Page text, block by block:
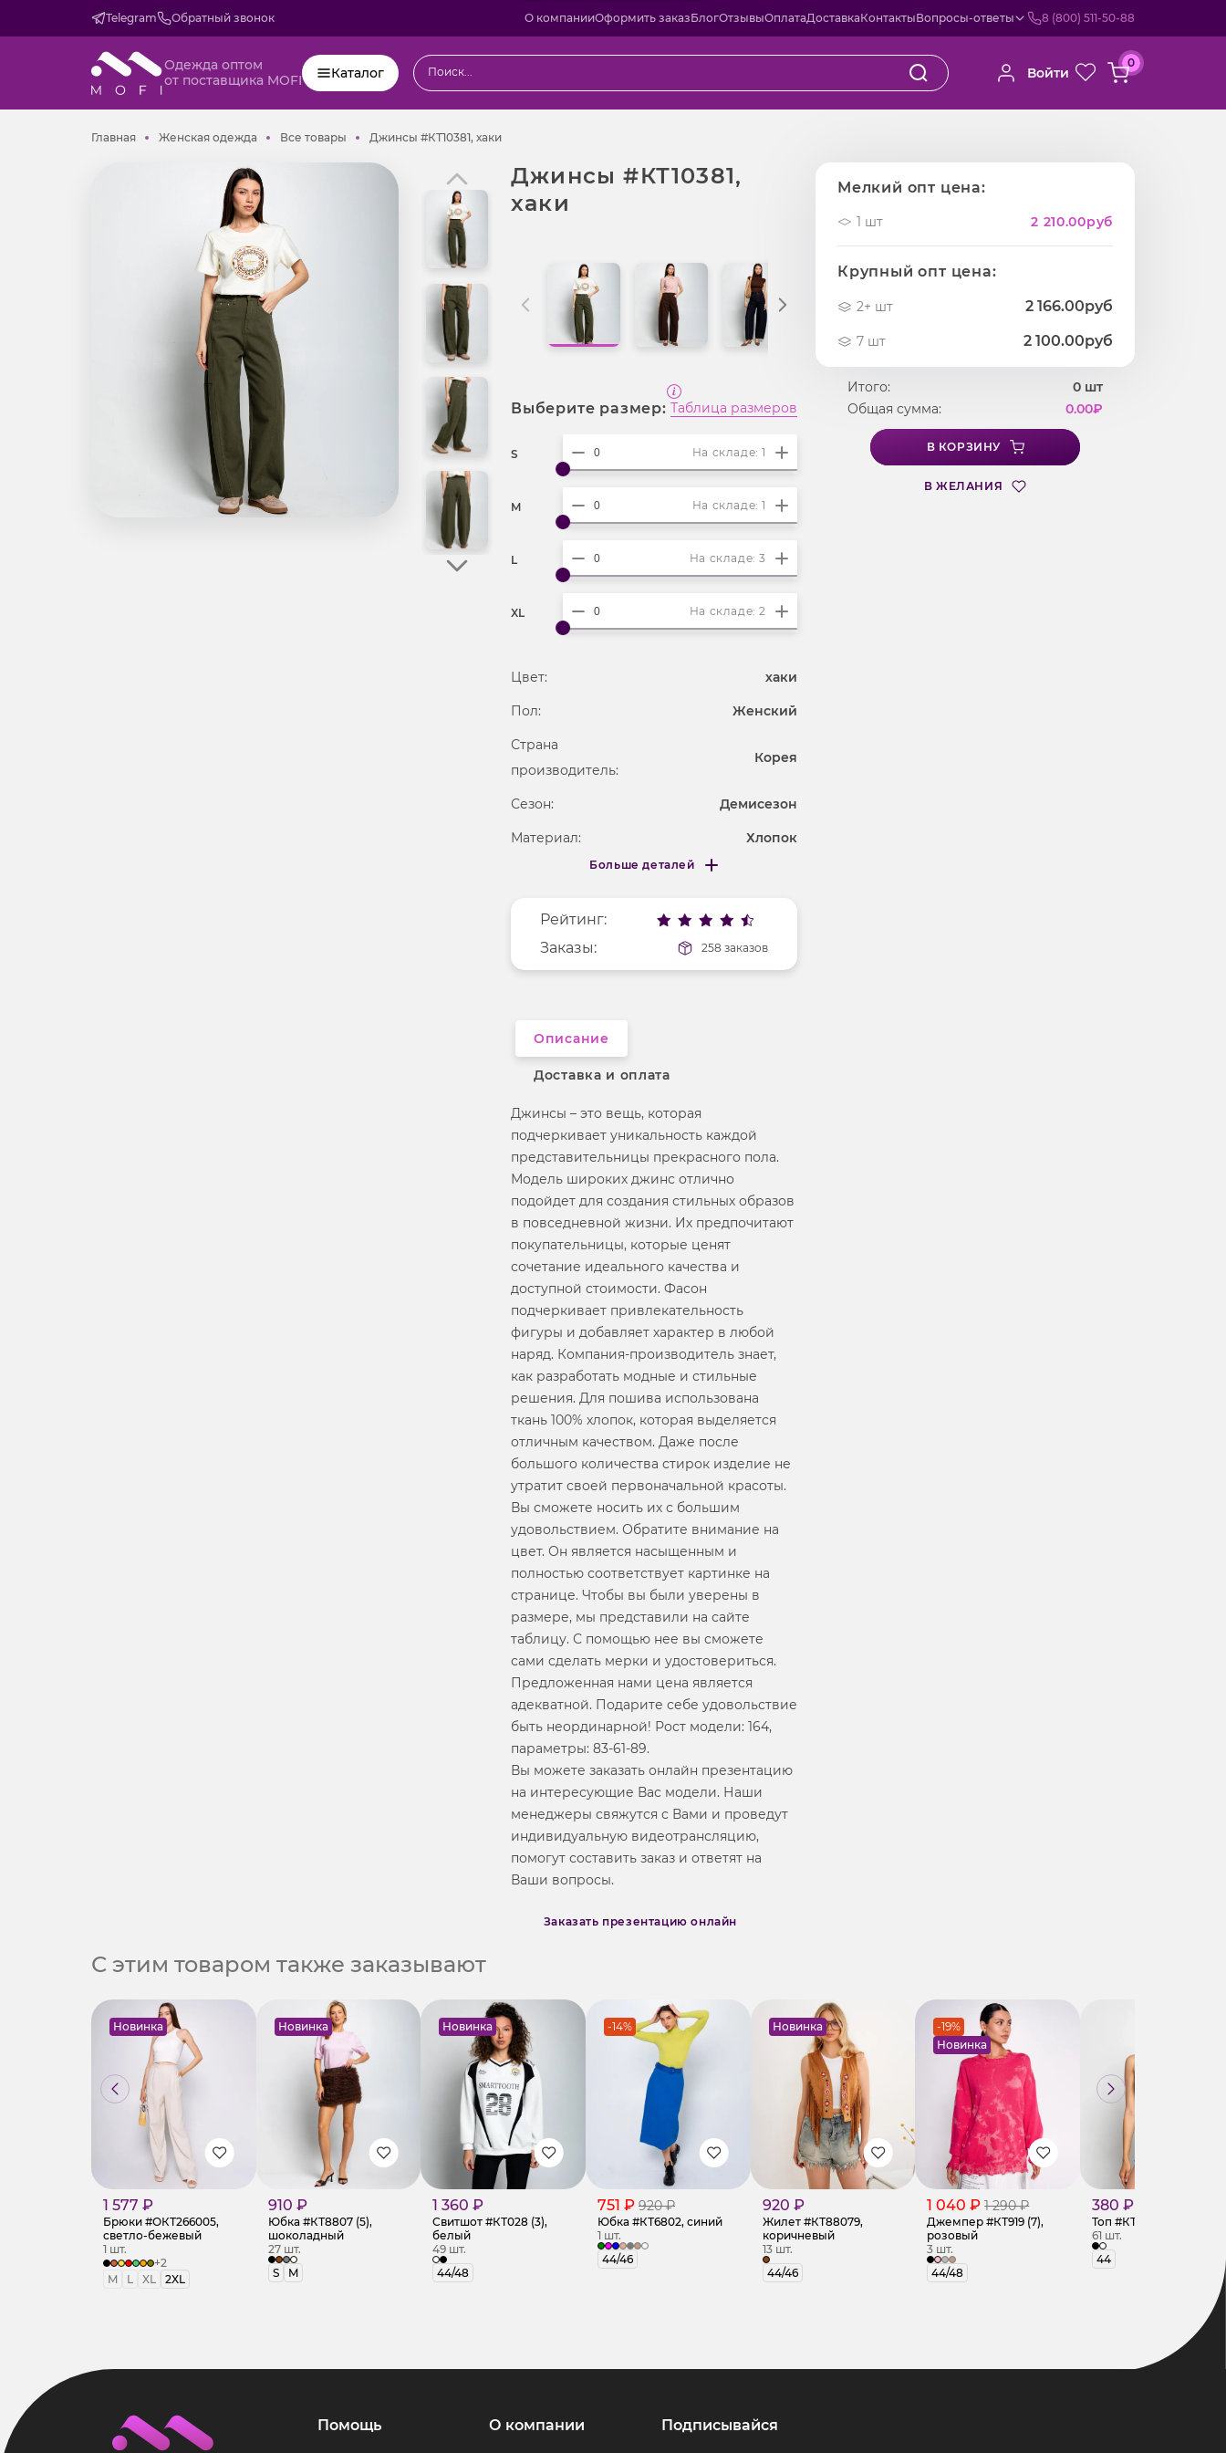
Telegram Обратный звонок О компанииОформить заказБлогОтзывыОплатаДоставкаКонтактыВопросы-ответы 8 (800) 511-50-88
Одежда оптом
от поставщика MOFI
Каталог Войти
0
ГлавнаяГлавнаяЖенская одежда Женская одежда
Все товары Все товары
Джинсы #КТ10381, хакиДжинсы #КТ10381, хаки
Джинсы #КТ10381,
хаки
Выберите размер: Таблица размеров
S На складе: 1
M На складе: 1
L На складе: 3
XL На складе: 2
Цвет: хаки
Пол: Женский
Страна
производитель:
Корея
Сезон: Демисезон
Материал:
Хлопок
Фактура материала
Больше деталей
Меньше деталей
Рейтинг:
Заказы:
258 заказов
Описание
Доставка и оплата
Джинсы – это вещь, которая
подчеркивает уникальность каждой
представительницы прекрасного пола.
Модель широких джинс отлично
подойдет для создания стильных образов
в повседневной жизни. Их предпочитают
покупательницы, которые ценят
сочетание идеального качества и
доступной стоимости. Фасон
подчеркивает привлекательность
фигуры и добавляет характер в любой
наряд. Компания-производитель знает,
как разработать модные и стильные
решения. Для пошива использована
ткань 100% хлопок, которая выделяется
отличным качеством. Даже после
большого количества стирок изделие не
утратит своей первоначальной красоты.
Вы сможете носить их с большим
удовольствием. Обратите внимание на
цвет. Он является насыщенным и
полностью соответствует картинке на
странице. Чтобы вы были уверены в
размере, мы представили на сайте
таблицу. С помощью нее вы сможете
сами сделать мерки и удостовериться.
Предложенная нами цена является
адекватной. Подарите себе удовольствие
быть неординарной! Рост модели: 164,
параметры: 83-61-89.
Вы можете заказать онлайн презентацию
на интересующие Вас модели. Наши
менеджеры свяжутся с Вами и проведут
индивидуальную видеотрансляцию,
помогут составить заказ и ответят на
Ваши вопросы.
Заказать презентацию онлайн
Мелкий опт цена:
1 шт 2 210.00руб
Крупный опт цена:
2+ шт 2 166.00руб
7 шт 2 100.00руб
Итого: 0 шт
Общая сумма:
0.00₽
В КОРЗИНУ
В ЖЕЛАНИЯ
С этим товаром также заказывают
Новинка
1 577 ₽
Брюки #ОКТ266005,
светло-бежевый
1 шт.
+2
M
L XL 2XL
Новинка
910 ₽
Юбка #КТ8807 (5),
шоколадный
27 шт.
S
M
Новинка
1 360 ₽
Свитшот #КТ028 (3),
белый
49 шт.
44/48
-14%
751 ₽ 920 ₽
Юбка #КТ6802, синий
1 шт.
44/46
Новинка
920 ₽
Жилет #КТ88079,
коричневый
13 шт.
44/46
-19%
Новинка
1 040 ₽ 1 290 ₽
Джемпер #КТ919 (7),
розовый
3 шт.
44/48
380 ₽
Топ #КТ68056, чёрный
61 шт.
44
Помощь О компании Подписывайся